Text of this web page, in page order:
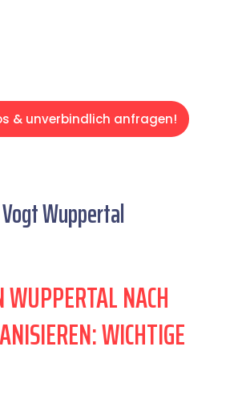
& unverbindlich anfragen!
Wuppertal
NACH
WICHTIGE